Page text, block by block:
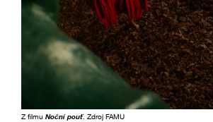
Z filmu Noční pouť. Zdroj FAMU